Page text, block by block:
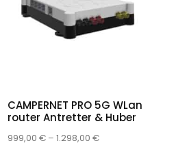
CAMPERNET PRO 5G WLan
router Antretter & Huber
999,00 €– 1.298,00 €